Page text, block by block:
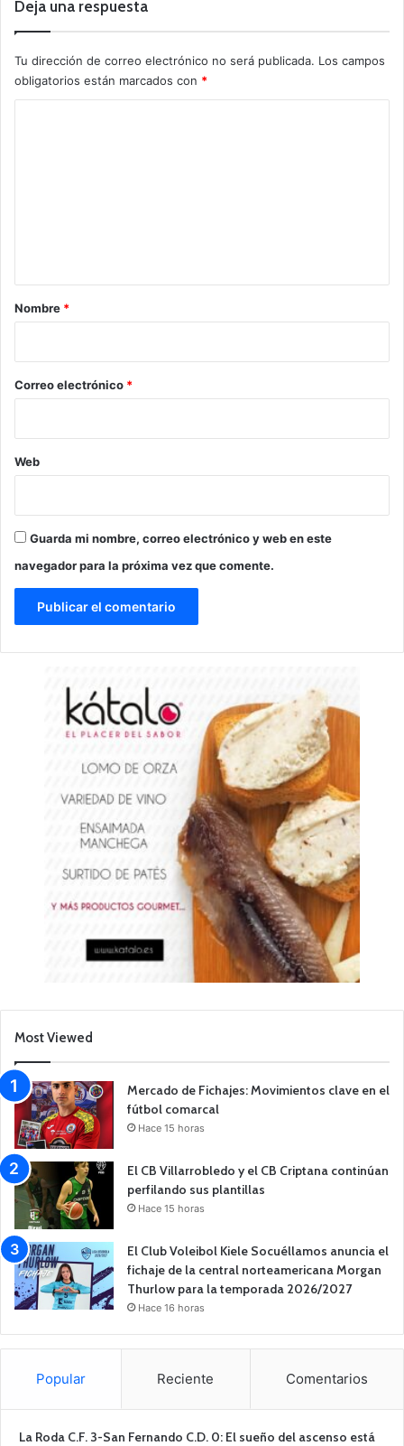
Deja una respuesta
Tu dirección de correo electrónico no será publicada. Los campos
obligatorios están marcados con *
r
*
Nombre *
Correo electrónico *
Web
Guarda mi nombre, correo electrónico y web en este
navegador para la próxima vez que comente.
Most Viewed
Mercado de Fichajes: Movimientos clave en el
fútbol comarcal
Hace 15 horas
El CB Villarrobledo y el CB Criptana continúan
perfilando sus plantillas
Hace 15 horas
El Club Voleibol Kiele Socuéllamos anuncia el
fichaje de la central norteamericana Morgan
Thurlow para la temporada 2026/2027
Hace 16 horas
Popular Reciente Comentarios
La Roda C.F. 3-San Fernando C.D. 0: El sueño del ascenso está